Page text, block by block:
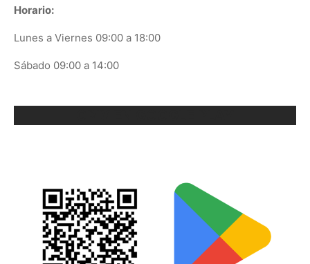
Horario:
Lunes a Viernes 09:00 a 18:00
Sábado 09:00 a 14:00